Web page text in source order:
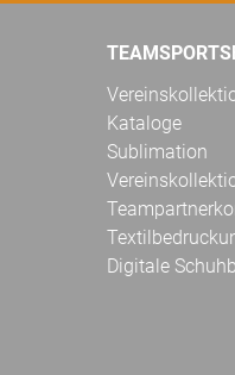
Kataloge
Sublimation
Digitale